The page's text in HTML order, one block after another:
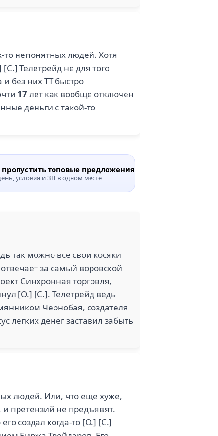
то непонятных людей. Хотя
Телетрейд не для того
без них ТТ быстро
17лет как вообще отключен
деньги с такой-то
топовые предложения
условия и ЗП в одном месте
так можно все свои косяки
за самый воровской
Синхронная торговля,
[О.] [С.]. Телетрейд ведь
Чернобая, создателя
легких денег заставил забыть
людей. Или, что еще хуже,
претензий не предъявят.
создал когда-то [О.] [С.]